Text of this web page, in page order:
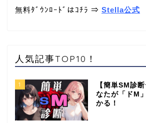
無料ﾀﾞｳﾝﾛｰﾄﾞはｺﾁﾗ ⇒ Stella公式
人気記事TOP10！
1
【簡単SM診
なたが「ドM
かる！